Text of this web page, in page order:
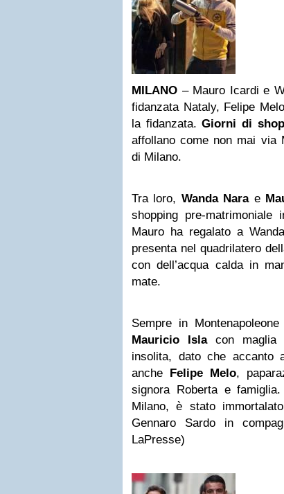
MILANO – Mauro Icardi e
fidanzata Nataly, Felipe
la fidanzata.Giorni di
affollano come non mai via
di Milano.
Tra loro, Wanda Narae
shopping pre-
Mauro ha regalato a
presenta nel quadrilatero
con dell’acqua calda in
mate.
Sempre in
Mauricio Islacon maglia
insolita, dato che accanto
anche Felipe Melo,
signora Roberta e
Milano, è stato
Gennaro Sardo in
LaPresse)